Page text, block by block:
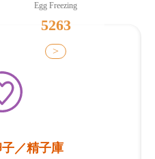
海外
香港業務部 HK
東京業務部 JP
Egg Freezing
5263
>
／精子庫